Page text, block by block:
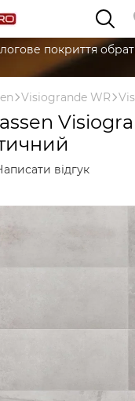
покриття
Visiogrande WR
відгук